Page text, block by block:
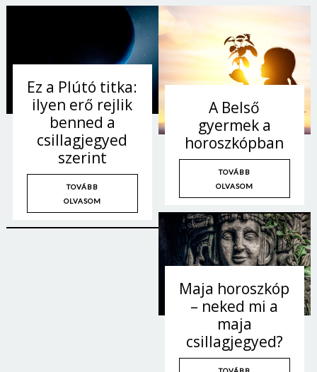
Ez a Plútó titka:
ilyen erő rejlik
benned a
csillagjegyed
szerint
TOVÁBB
OLVASOM
A Belső
gyermek a
horoszkópban
TOVÁBB
OLVASOM
Maja horoszkóp
– neked mi a
maja
csillagjegyed?
Borsonline bejelentkezés